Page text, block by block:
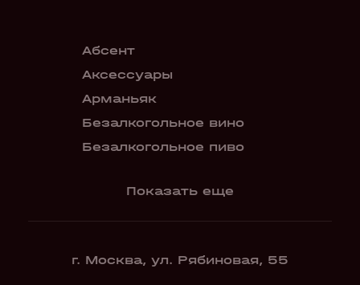
Абсент
Аксессуары
Арманьяк
Безалкогольное вино
Безалкогольное пиво
Показать еще
г. Москва, ул. Рябиновая, 55